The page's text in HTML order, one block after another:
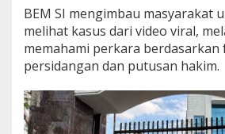
BEM SI mengimbau masyarakat
melihat kasus dari video viral,
memahami perkara berdasarkan
persidangan dan putusan hakim.